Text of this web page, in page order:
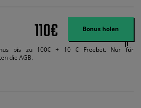
110€ Bonus holen
bis zu 100€ + 10 € Freebet. Nur für
die AGB.